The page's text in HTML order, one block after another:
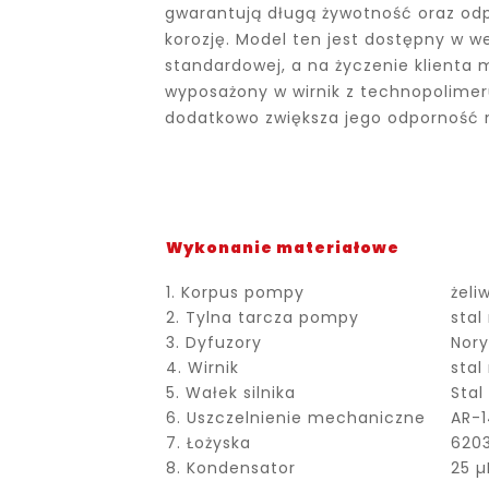
gwarantują długą żywotność oraz
korozję. Model ten jest dostępny w
standardowej, a na życzenie klienta
wyposażony w wirnik z
dodatkowo zwiększa jego odporność
Wykonanie materiałowe
1. Korpus pompy
2. Tylna tarcza pompy
stal
3. Dyfuzory
4. Wirnik
stal
5. Wałek silnika
Stal
6. Uszczelnienie mechaniczne
AR-
7. Łożyska
8. Kondensator
25